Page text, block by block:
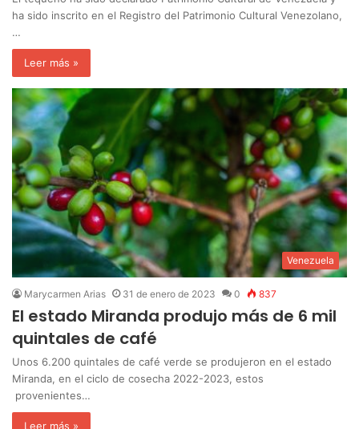
ha sido inscrito en el Registro del Patrimonio Cultural Venezolano,
…
Leer más »
Venezuela
Marycarmen Arias 31 de enero de 2023 0 837
El estado Miranda produjo más de 6 mil
quintales de café
Unos 6.200 quintales de café verde se produjeron en el estado
Miranda, en el ciclo de cosecha 2022-2023, estos
provenientes…
Leer más »